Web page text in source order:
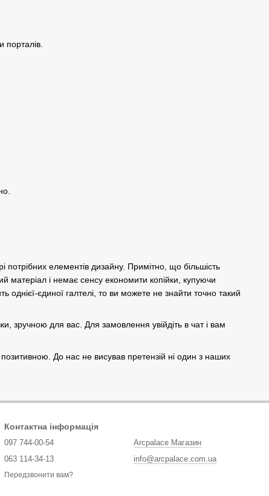
порталів.
потрібних елементів дизайну. Примітно, що більшість
матеріал і немає сенсу економити копійки, купуючи
єдиної галтелі, то ви можете не знайти точно такий
для вас. Для замовлення увійдіть в чат і вам
До нас не висував претензій ні один з наших
Контактна інформація
097 744-00-54
063 114-34-13
Передзвонити вам?
Arcpalace Магазин
info@arcpalace.com.ua